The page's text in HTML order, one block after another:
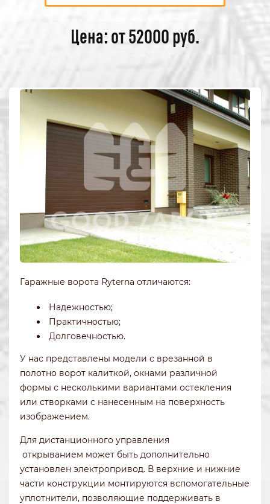
Цена: от 52000 руб.
Гаражные ворота Ryterna отличаются:
Надежностью;
Практичностью;
Долговечностью.
У нас представлены модели с врезанной в
полотно ворот калиткой, окнами различной
формы с несколькими вариантами остекления
или створками с нанесенным на поверхность
изображением.
Для дистанционного управления
открыванием может быть дополнительно
установлен электропривод. В верхние и нижние
части конструкции монтируются вспомогательные
уплотнители, позволяющие поддерживать в